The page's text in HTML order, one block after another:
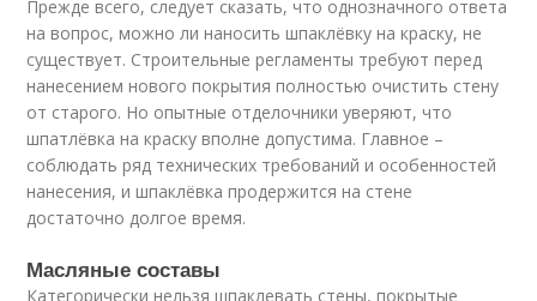
Прежде всего, следует сказать, что однозначного ответа
на вопрос, можно ли наносить шпаклёвку на краску, не
существует. Строительные регламенты требуют перед
нанесением нового покрытия полностью очистить стену
от старого. Но опытные отделочники уверяют, что
шпатлёвка на краску вполне допустима. Главное –
соблюдать ряд технических требований и особенностей
нанесения, и шпаклёвка продержится на стене
достаточно долгое время.
Масляные составы
Категорически нельзя шпаклевать стены, покрытые